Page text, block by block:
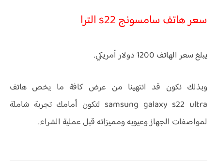
سعر هاتف سامسونج s22 الترا
يبلغ سعر الهاتف 1200 دولار أمريكي.
وبذلك نكون قد انتهينا من عرض كافة ما يخص هاتف
samsung galaxy s22 ultra لتكون أمامك تجربة شاملة
لمواصفات الجهاز وعيوبه ومميزاته قبل عملية الشراء.